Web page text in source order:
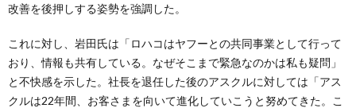
改善を後押しする姿勢を強調した。
これに対し、岩田氏は「ロハコはヤフーとの共同事業として行って
おり、情報も共有している。なぜそこまで緊急なのかは私も疑問」
と不快感を示した。社長を退任した後のアスクルに対しては「アス
クルは22年間、お客さまを向いて進化していこうと努めてきた。こ